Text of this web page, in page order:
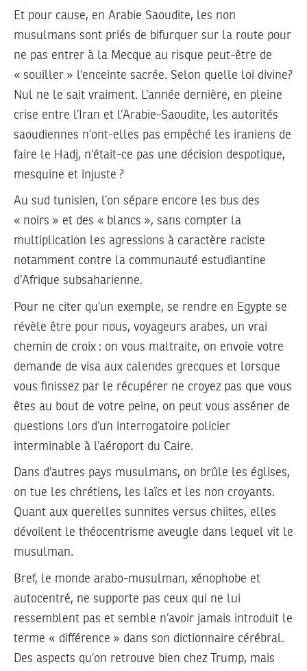
Et pour cause, en Arabie Saoudite, les non
musulmans sont priés de bifurquer sur la route pour
ne pas entrer à la Mecque au risque peut-être de
« souiller » l’enceinte sacrée. Selon quelle loi divine?
Nul ne le sait vraiment. L’année dernière, en pleine
crise entre l’Iran et l’Arabie-Saoudite, les autorités
saoudiennes n’ont-elles pas empêché les iraniens de
faire le Hadj, n’était-ce pas une décision despotique,
mesquine et injuste ?
Au sud tunisien, l’on sépare encore les bus des
« noirs » et des « blancs », sans compter la
multiplication les agressions à caractère raciste
notamment contre la communauté estudiantine
d’Afrique subsaharienne.
Pour ne citer qu’un exemple, se rendre en Egypte se
révèle être pour nous, voyageurs arabes, un vrai
chemin de croix : on vous maltraite, on envoie votre
demande de visa aux calendes grecques et lorsque
vous finissez par le récupérer ne croyez pas que vous
êtes au bout de votre peine, on peut vous asséner de
questions lors d’un interrogatoire policier
interminable à l’aéroport du Caire.
Dans d’autres pays musulmans, on brûle les églises,
on tue les chrétiens, les laïcs et les non croyants.
Quant aux querelles sunnites versus chiites, elles
dévoilent le théocentrisme aveugle dans lequel vit le
musulman.
Bref, le monde arabo-musulman, xénophobe et
autocentré, ne supporte pas ceux qui ne lui
ressemblent pas et semble n’avoir jamais introduit le
terme « différence » dans son dictionnaire cérébral.
Des aspects qu’on retrouve bien chez Trump, mais